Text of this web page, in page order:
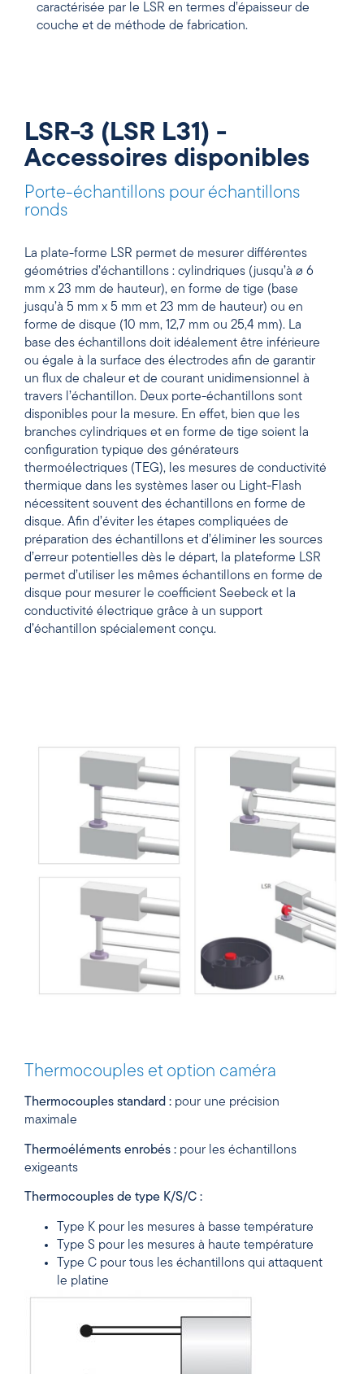
caractérisée par le LSR en termes d’épaisseur de
couche et de méthode de fabrication.
LSR-3 (LSR L31) -
Accessoires disponibles
Porte-échantillons pour échantillons
ronds
La plate-forme LSR permet de mesurer différentes
géométries d’échantillons : cylindriques (jusqu’à ø 6
mm x 23 mm de hauteur), en forme de tige (base
jusqu’à 5 mm x 5 mm et 23 mm de hauteur) ou en
forme de disque (10 mm, 12,7 mm ou 25,4 mm). La
base des échantillons doit idéalement être inférieure
ou égale à la surface des électrodes afin de garantir
un flux de chaleur et de courant unidimensionnel à
travers l’échantillon. Deux porte-échantillons sont
disponibles pour la mesure. En effet, bien que les
branches cylindriques et en forme de tige soient la
configuration typique des générateurs
thermoélectriques (TEG), les mesures de conductivité
thermique dans les systèmes laser ou Light-Flash
nécessitent souvent des échantillons en forme de
disque. Afin d’éviter les étapes compliquées de
préparation des échantillons et d’éliminer les sources
d’erreur potentielles dès le départ, la plateforme LSR
permet d’utiliser les mêmes échantillons en forme de
disque pour mesurer le coefficient Seebeck et la
conductivité électrique grâce à un support
d’échantillon spécialement conçu.
Thermocouples et option caméra
Thermocouples standard : pour une précision
maximale
Thermoéléments enrobés : pour les échantillons
exigeants
Thermocouples de type K/S/C :
Type K pour les mesures à basse température
Type S pour les mesures à haute température
Type C pour tous les échantillons qui attaquent
le platine